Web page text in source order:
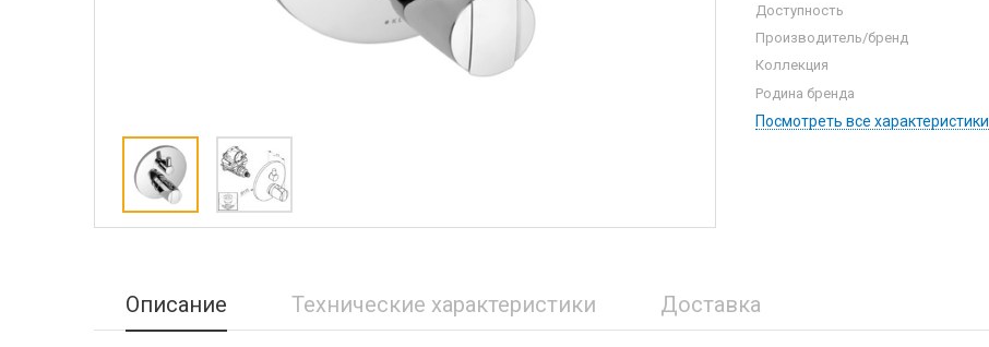
Доступность
Производитель/бренд
Коллекция
Родина бренда
Посмотреть все характеристики
Описание Технические характеристики Доставка